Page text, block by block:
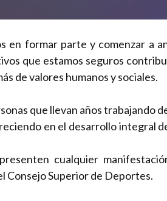
en formar parte y comenzar a
que estamos seguros
de valores humanos y sociales.
que llevan años trabajando
en el desarrollo integral
cualquier
Consejo Superior de Deportes.